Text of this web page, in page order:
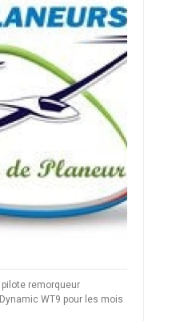
remorqueur
WT9 pour les mois